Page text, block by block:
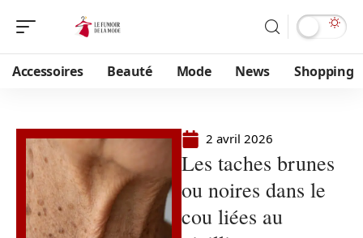
Accessoires Beauté Mode News Shopping
2 avril 2026
Les taches brunes
ou noires dans le
cou liées au